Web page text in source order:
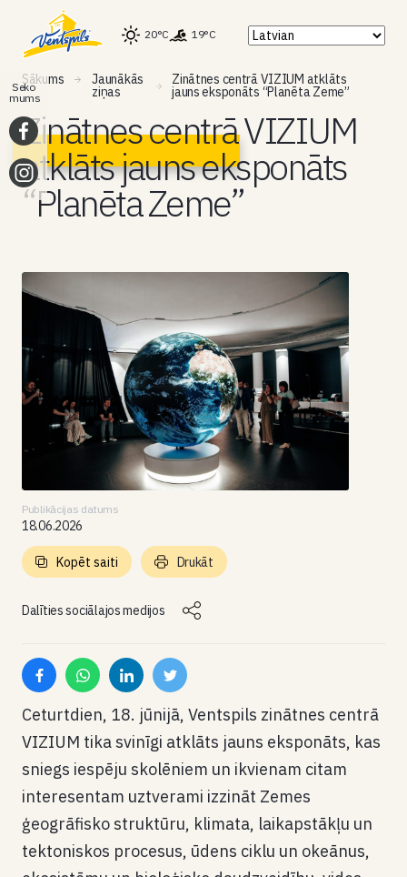
20°C 19°C
Sākums Jaunākās
ziņas
Zinātnes centrā VIZIUM atklāts
jauns eksponāts “Planēta Zeme”
Zinātnes centrā VIZIUM
atklāts jauns eksponāts
“Planēta Zeme”
Publikācijas datums
18.06.2026
Dalīties sociālajos medijos
Kopēt saiti Drukāt
Ceturtdien, 18. jūnijā, Ventspils zinātnes centrā
VIZIUM tika svinīgi atklāts jauns eksponāts, kas
sniegs iespēju skolēniem un ikvienam citam
interesentam uztverami izzināt Zemes
ģeogrāfisko struktūru, klimata, laikapstākļu un
tektoniskos procesus, ūdens ciklu un okeānus,
Seko
mums